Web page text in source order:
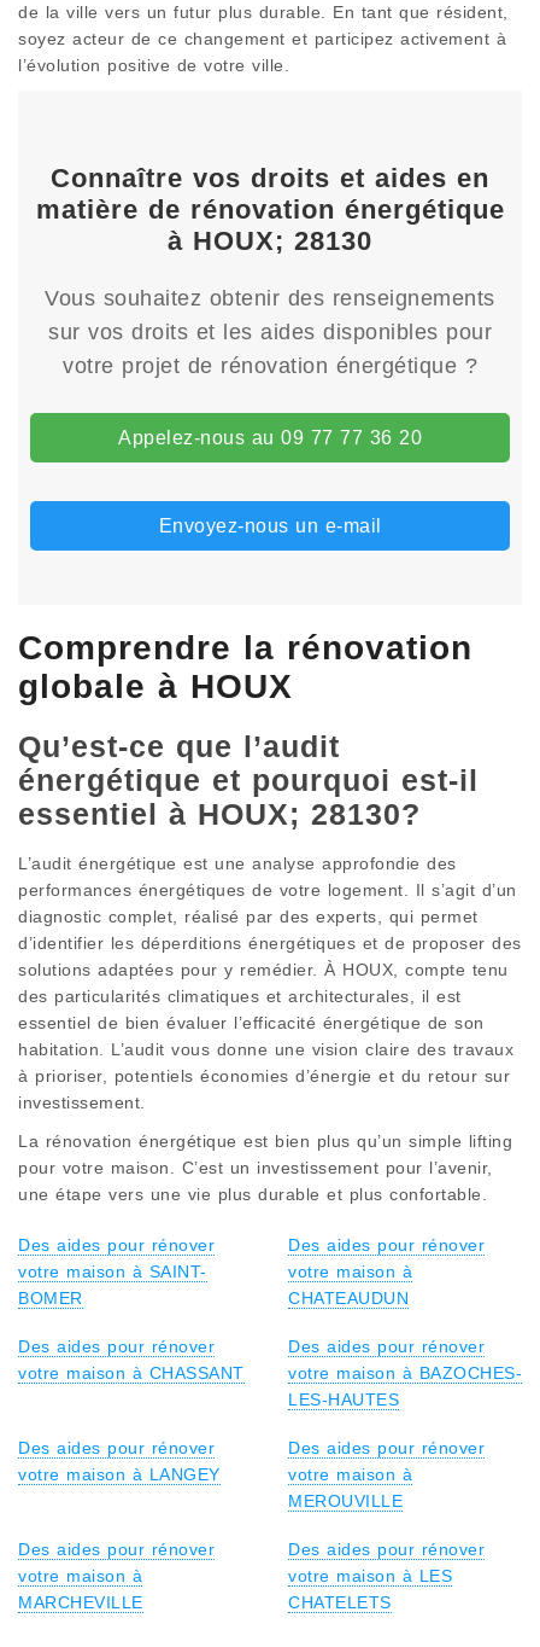
de la ville vers un futur plus durable. En tant que résident,
soyez acteur de ce changement et participez activement à
l’évolution positive de votre ville.
Connaître vos droits et aides en
matière de rénovation énergétique
à HOUX; 28130
Vous souhaitez obtenir des renseignements
sur vos droits et les aides disponibles pour
votre projet de rénovation énergétique ?
Appelez-nous au 09 77 77 36 20
Envoyez-nous un e-mail
Comprendre la rénovation
globale à HOUX
Qu’est-ce que l’audit
énergétique et pourquoi est-il
essentiel à HOUX; 28130?
L’audit énergétique est une analyse approfondie des
performances énergétiques de votre logement. Il s’agit d’un
diagnostic complet, réalisé par des experts, qui permet
d’identifier les déperditions énergétiques et de proposer des
solutions adaptées pour y remédier. À HOUX, compte tenu
des particularités climatiques et architecturales, il est
essentiel de bien évaluer l’efficacité énergétique de son
habitation. L’audit vous donne une vision claire des travaux
à prioriser, potentiels économies d’énergie et du retour sur
investissement.
La rénovation énergétique est bien plus qu’un simple lifting
pour votre maison. C’est un investissement pour l’avenir,
une étape vers une vie plus durable et plus confortable.
Des aides pour rénover
votre maison à SAINT-
BOMER
Des aides pour rénover
votre maison à
CHATEAUDUN
Des aides pour rénover
votre maison à CHASSANT
Des aides pour rénover
votre maison à BAZOCHES-
LES-HAUTES
Des aides pour rénover
votre maison à LANGEY
Des aides pour rénover
votre maison à
MEROUVILLE
Des aides pour rénover
votre maison à
MARCHEVILLE
Des aides pour rénover
votre maison à LES
CHATELETS